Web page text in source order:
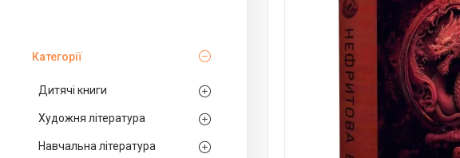
Категорії
Дитячі книги
Художня література
Навчальна література